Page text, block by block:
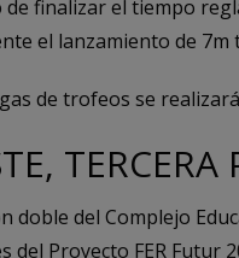
de finalizar el tiempo
el lanzamiento de 7m
de trofeos se
doble del Complejo
del Proyecto FER